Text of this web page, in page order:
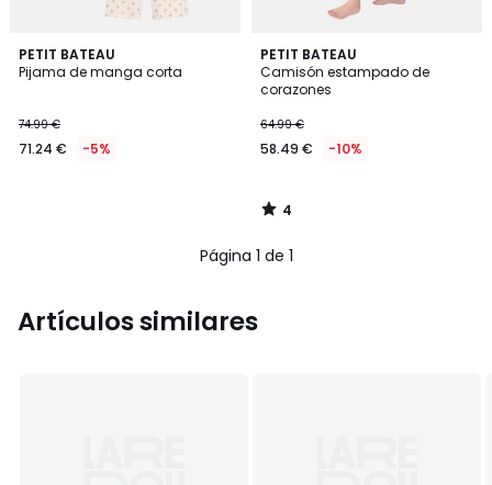
PETIT BATEAU
Pijama de manga corta
74.99 €
71.24 € -5%
PETIT BATEAU
Camisón estampado de
corazones
64.99 €
58.49 € -10%
4
/
5
4
/
Página 1 de 1
Artículos similares